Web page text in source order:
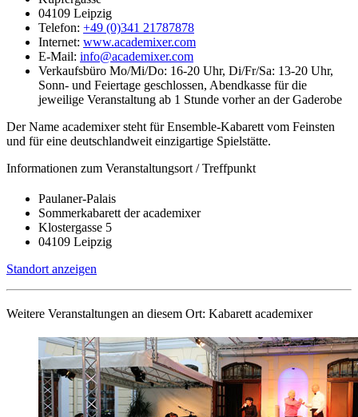
04109 Leipzig
Telefon: +49 (0)341 21787878
Internet: www.academixer.com
E-Mail: info@academixer.com
Verkaufsbüro Mo/Mi/Do: 16-20 Uhr, Di/Fr/Sa: 13-20 Uhr,
Sonn- und Feiertage geschlossen, Abendkasse für die
jeweilige Veranstaltung ab 1 Stunde vorher an der Gaderobe
Der Name academixer steht für Ensemble-Kabarett vom Feinsten
und für eine deutschlandweit einzigartige Spielstätte.
Informationen zum Veranstaltungsort / Treffpunkt
Paulaner-Palais
Sommerkabarett der academixer
Klostergasse 5
04109 Leipzig
Standort anzeigen
Weitere Veranstaltungen an diesem Ort: Kabarett academixer